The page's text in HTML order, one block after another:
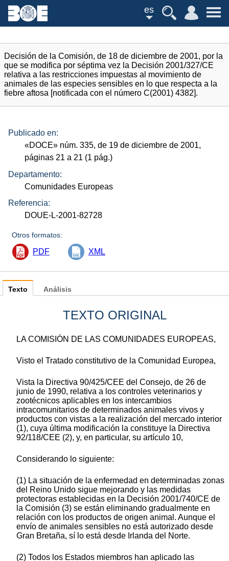
es
Decisión de la Comisión, de 18 de diciembre de 2001, por la
que se modifica por séptima vez la Decisión 2001/327/CE
relativa a las restricciones impuestas al movimiento de
animales de las especies sensibles en lo que respecta a la
fiebre aftosa [notificada con el número C(2001) 4382].
Publicado en:
«DOCE» núm. 335, de 19 de diciembre de 2001,
páginas 21 a 21 (1 pág.)
Departamento:
Comunidades Europeas
Referencia:
DOUE-L-2001-82728
Otros formatos:
PDF XML
Texto
TEXTO ORIGINAL
LA COMISIÓN DE LAS COMUNIDADES EUROPEAS,
Visto el Tratado constitutivo de la Comunidad Europea,
Vista la Directiva 90/425/CEE del Consejo, de 26 de
junio de 1990, relativa a los controles veterinarios y
zootécnicos aplicables en los intercambios
intracomunitarios de determinados animales vivos y
productos con vistas a la realización del mercado interior
(1), cuya última modificación la constituye la Directiva
92/118/CEE (2), y, en particular, su artículo 10,
Considerando lo siguiente:
(1) La situación de la enfermedad en determinadas zonas
del Reino Unido sigue mejorando y las medidas
protectoras establecidas en la Decisión 2001/740/CE de
la Comisión (3) se están eliminando gradualmente en
relación con los productos de origen animal. Aunque el
envío de animales sensibles no está autorizado desde
Gran Bretaña, sí lo está desde Irlanda del Norte.
(2) Todos los Estados miembros han aplicado las
Análisis